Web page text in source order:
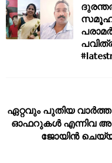
ഏറ്റവും പുതിയ
ഓഫറുകള്‍ എന്നിവ
ജോയിന്‍